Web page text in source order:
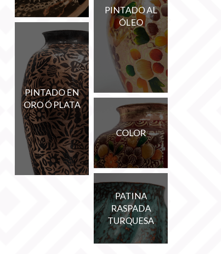
PINTADO AL
ÓLEO
PINTADO EN
ORO Ó PLATA
COLOR
PATINA
RASPADA
TURQUESA